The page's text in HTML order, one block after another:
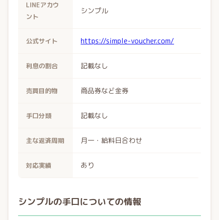
LINEアカウ
ント
シンプル
公式サイト https://simple-voucher.com/
利息の割合 記載なし
売買目的物 商品券など金券
手口分類 記載なし
主な返済周期 月一・給料日合わせ
対応実績 あり
シンプルの手口についての情報